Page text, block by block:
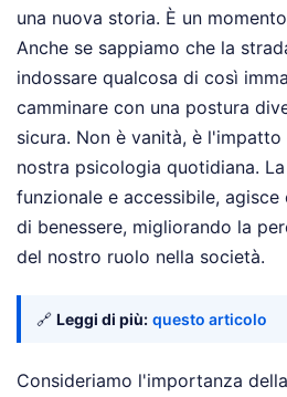
una nuova storia. È un
Anche se sappiamo che la
indossare qualcosa di così
camminare con una postura
sicura. Non è vanità, è
nostra psicologia quotidiana.
funzionale e accessibile,
di benessere, migliorando la
del nostro ruolo nella società.
🔗 Leggi di più: questo articolo
Consideriamo l'importanza